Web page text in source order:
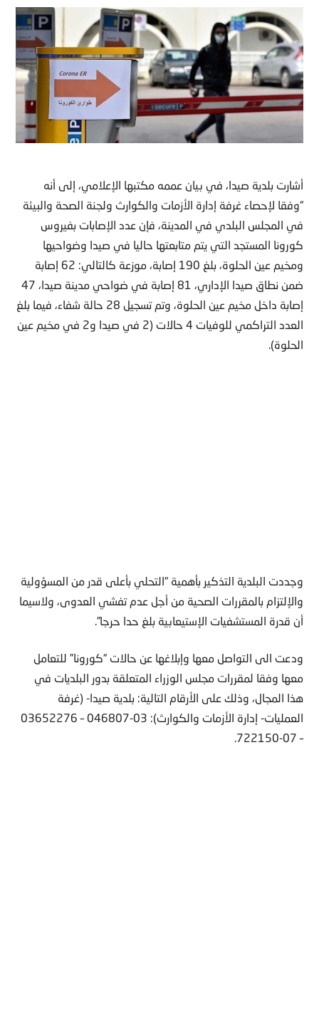
أشارت بلدية صيدا، في بيان عممه مكتبها الإعلامي، إلى أنه
“وفقا لإحصاء غرفة إدارة الأزمات والكوارث ولجنة الصحة والبيئة
في المجلس البلدي في المدينة، فإن عدد الإصابات بفيروس
كورونا المستجد التي يتم متابعتها حاليا في صيدا وضواحيها
ومخيم عين الحلوة، بلغ 190 إصابة، موزعة كالتالي: 62 إصابة
ضمن نطاق صيدا الإداري، 81 إصابة في ضواحي مدينة صيدا، 47
إصابة داخل مخيم عين الحلوة، وتم تسجيل 28 حالة شفاء، فيما بلغ
العدد التراكمي للوفيات 4 حالات (2 في صيدا و2 في مخيم عين
الحلوة).
وجددت البلدية التذكير بأهمية “التحلي بأعلى قدر من المسؤولية
والإلتزام بالمقررات الصحية من أجل عدم تفشي العدوى، ولاسيما
أن قدرة المستشفيات الإستيعابية بلغ حدا حرجا”.
ودعت الى التواصل معها وإبلاغها عن حالات “كورونا” للتعامل
معها وفقا لمقررات مجلس الوزراء المتعلقة بدور البلديات في
هذا المجال، وذلك على الأرقام التالية: بلدية صيدا- (غرفة
العمليات- إدارة الأزمات والكوارث): 03-046807 – 03652276
– 07-722150.